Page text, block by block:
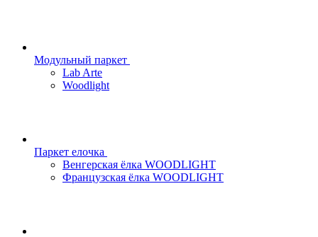
Модульный паркет
Lab Arte
Woodlight
Паркет елочка
Венгерская ёлка WOODLIGHT
Французская ёлка WOODLIGHT